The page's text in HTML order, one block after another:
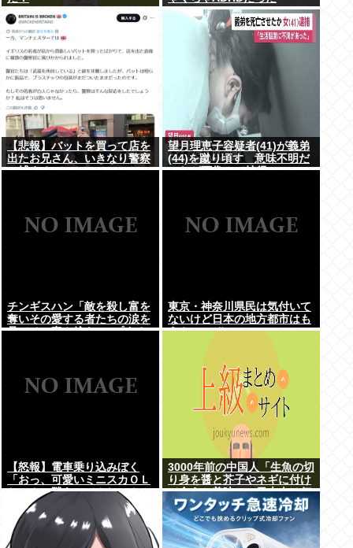
【悲報】バットを買って店を
出たお兄さん、いきなり警察
に捕まるwww
望月理恵子容疑者(41)が義弟
(44)を蹴り頃す 意味不明だ
ったが画像みて納得・・・
チンギスハン「敵を殺し富を
奪いその愛する者たちの涙を
見てその妻や娘をレ●プする
東京・神奈川県民は気付いて
ないけど日本の地方都市はも
うやべーぞ
【怒報】電車乗り込みぼく
「おっ、可愛いミニスカＯＬ
ちゃんの隣あいてんじゃん！
座ったろ！」→結果w w w w
w w w w
3000年前の中国人「生魚の切
り身を醤と芥子やネギに付け
て食うと美味い」日本人は何
故ずっとこのレベルで足踏み
してるのか